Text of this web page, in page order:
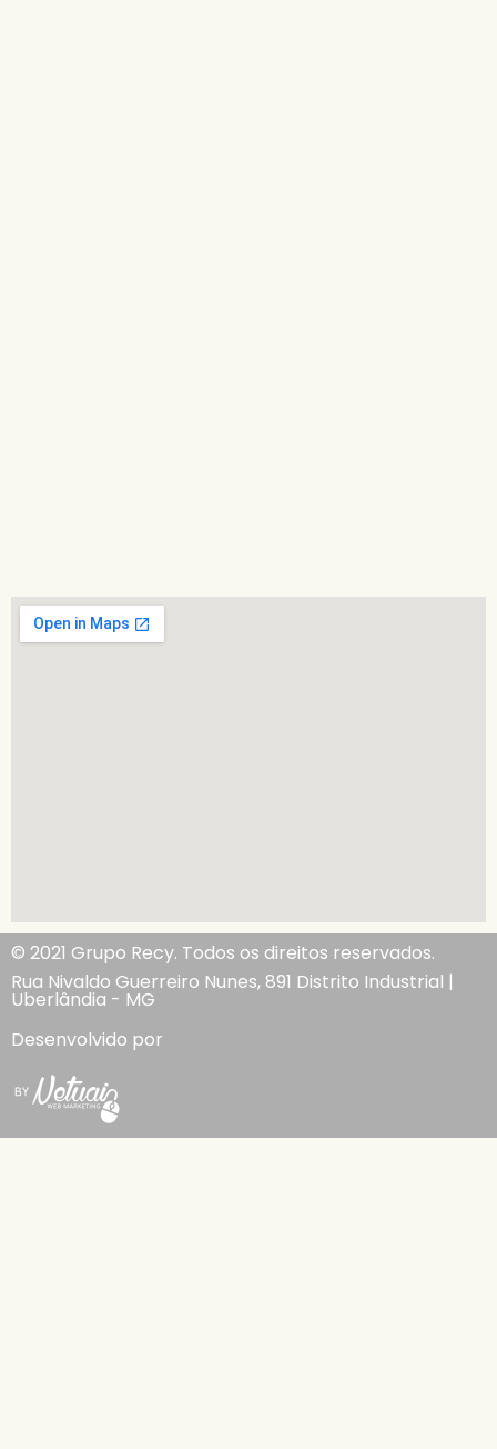
© 2021 Grupo Recy. Todos os direitos reservados.
Rua Nivaldo Guerreiro Nunes, 891 Distrito Industrial |
Uberlândia - MG
Desenvolvido por